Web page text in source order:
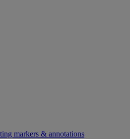
markers & annotations